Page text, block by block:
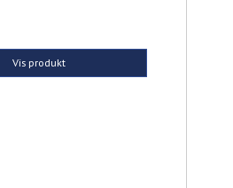
Vis produkt